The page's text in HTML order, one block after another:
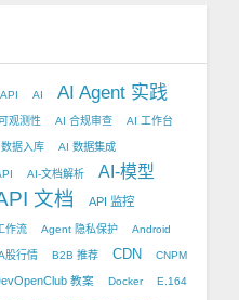
AI AI Agent 实践
观测性 AI 合规审查 AI 工作台
据入库 AI 数据集成
AI-文档解析 AI-模型
文档 API 监控
作流 Agent 隐私保护 Android
股行情 B2B 推荐 CDN CNPM
教案 Docker E.164